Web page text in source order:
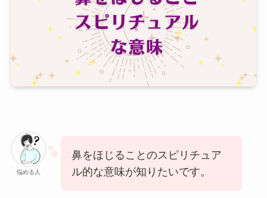
悩める人
鼻をほじることのスピリチュア
ル的な意味が知りたいです。